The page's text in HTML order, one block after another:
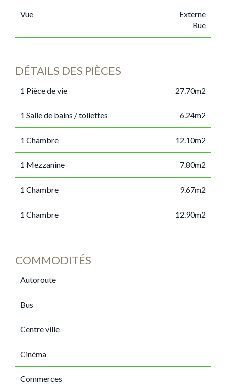
Vue
Externe
Rue
DÉTAILS DES PIÈCES
1 Pièce de vie 27.70m2
1 Salle de bains / toilettes 6.24m2
1 Chambre 12.10m2
1 Mezzanine 7.80m2
1 Chambre 9.67m2
1 Chambre 12.90m2
COMMODITÉS
Autoroute
Bus
Centre ville
Cinéma
Commerces